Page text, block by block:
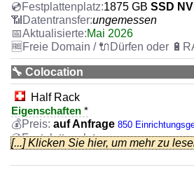
1875 GB SSD
ungemessen
Mai 2026
🔧 Colocation
Half Rack
Eigenschaften *
auf Anfrage 850
ungemessen
Mai 2026
[...] Klicken Sie hier, um mehr zu